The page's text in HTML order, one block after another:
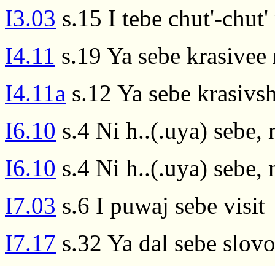
I3.03 s.15 I tebe chut'-chut'
I4.11 s.19 Ya sebe
I4.11a s.12 Ya sebe
I6.10 s.4 Ni h..(.uya) sebe,
I6.10 s.4 Ni h..(.uya) sebe,
I7.03 s.6 I puwaj sebe visit
I7.17 s.32 Ya dal sebe